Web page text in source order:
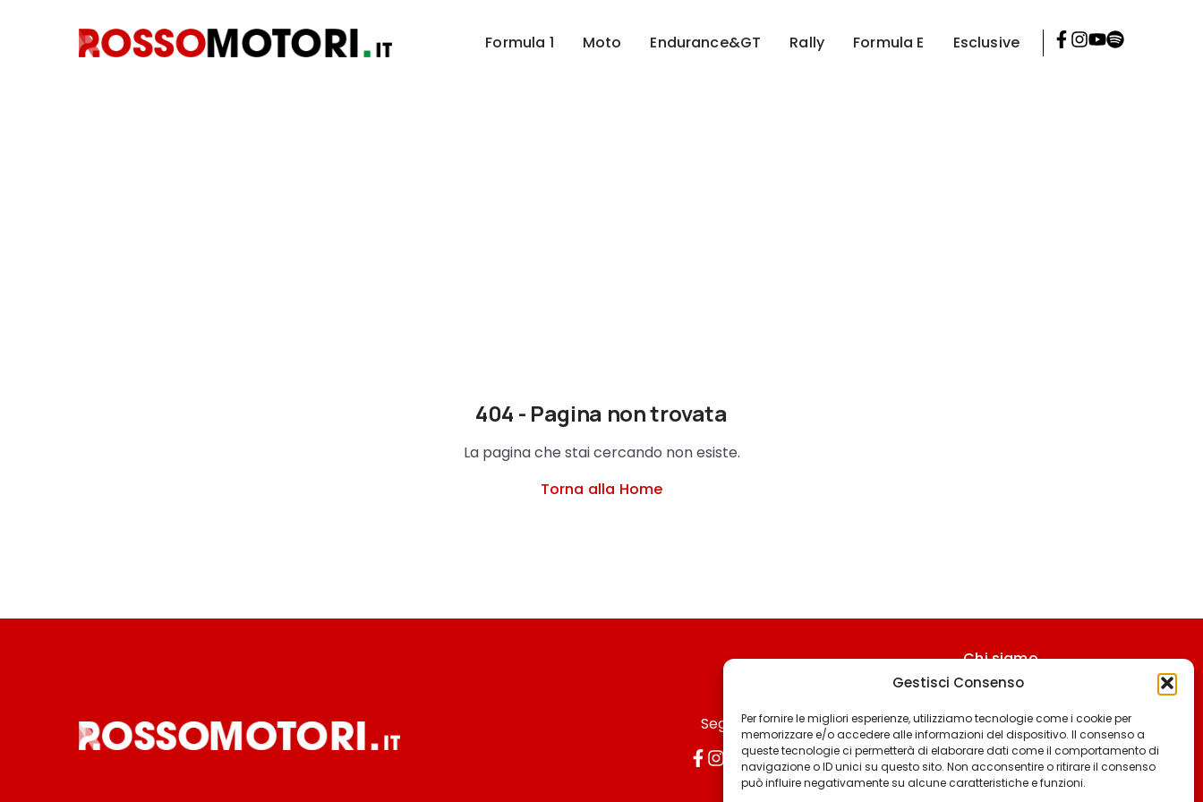
Gestisci Consenso
Per fornire le migliori esperienze, utilizziamo tecnologie come i cookie per
memorizzare e/o accedere alle informazioni del dispositivo. Il consenso a
queste tecnologie ci permetterà di elaborare dati come il comportamento di
navigazione o ID unici su questo sito. Non acconsentire o ritirare il consenso
può influire negativamente su alcune caratteristiche e funzioni.
Formula 1 Moto Endurance&GT Rally Formula E Esclusive
404 - Pagina non trovata
La pagina che stai cercando non esiste.
Torna alla Home
Seguici
Chi siamo
Contattaci
Termini & Condizioni
Cookie policy
Privacy policy